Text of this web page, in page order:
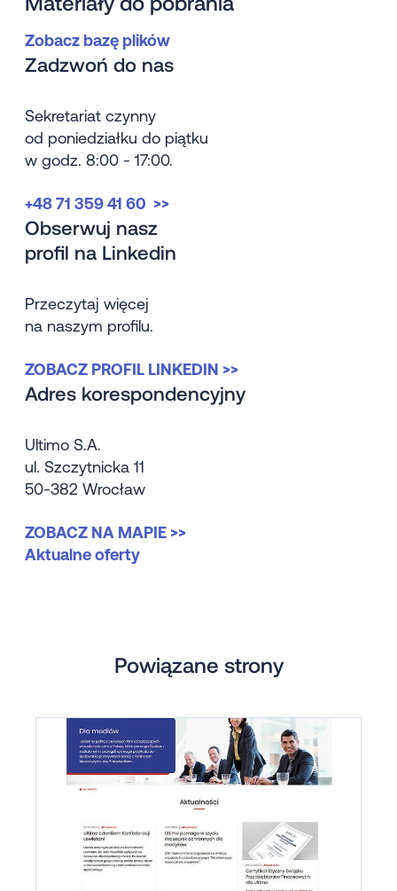
Zobacz bazę plików
Zadzwoń do nas
Sekretariat czynny
od poniedziałku do piątku
w godz. 8:00 - 17:00.
+48 71 359 41 60 >>
Obserwuj nasz
profil na Linkedin
Przeczytaj więcej
na naszym profilu.
ZOBACZ PROFIL LINKEDIN >>
Adres korespondencyjny
Ultimo S.A.
ul. Szczytnicka 11
50-382 Wrocław
ZOBACZ NA MAPIE >>
Aktualne oferty
Powiązane strony